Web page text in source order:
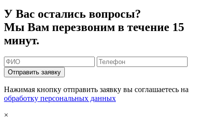
У Вас остались вопросы?
Мы Вам перезвоним в течение 15
минут.
Отправить заявку
Нажимая кнопку отправить заявку вы соглашаетесь на
обработку персональных данных
×